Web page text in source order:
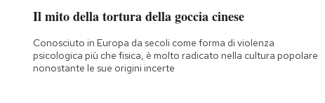
Il mito della tortura della goccia cinese
Conosciuto in Europa da secoli come forma di violenza
psicologica più che fisica, è molto radicato nella cultura popolare
nonostante le sue origini incerte